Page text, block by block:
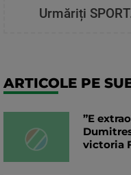
Urmăriți
ARTICOLE PE
”E
victoria